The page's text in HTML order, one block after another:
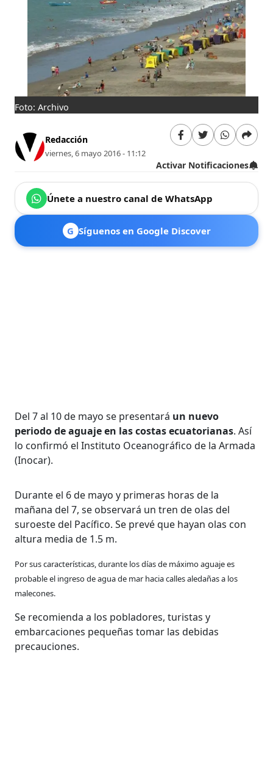
Foto: Archivo
Redacción
viernes, 6 mayo 2016 - 11:12
Activar Notificaciones
Únete a nuestro canal de WhatsApp
G Síguenos en Google Discover
Del 7 al 10 de mayo se presentará un nuevo
periodo de aguaje en las costas ecuatorianas. Así
lo confirmó el Instituto Oceanográfico de la Armada
(Inocar).
Durante el 6 de mayo y primeras horas de la
mañana del 7, se observará un tren de olas del
suroeste del Pacífico. Se prevé que hayan olas con
altura media de 1.5 m.
Por sus características, durante los días de máximo aguaje es
probable el ingreso de agua de mar hacia calles aledañas a los
malecones.
Se recomienda a los pobladores, turistas y
embarcaciones pequeñas tomar las debidas
precauciones.